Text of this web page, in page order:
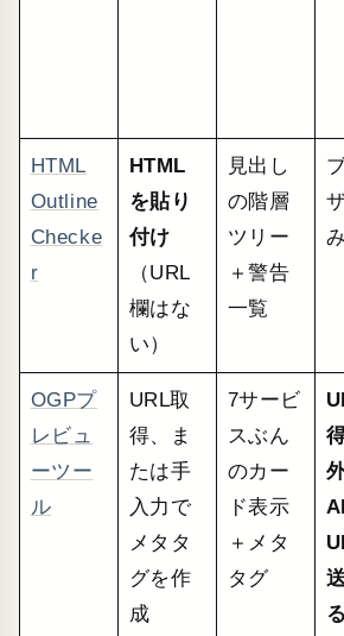
HTML
Outline
Checke
r
HTML
を貼り
付け
（URL
欄はな
い）
見出し
の階層
ツリー
＋警告
一覧
み
OGPプ
レビュ
ーツー
ル
URL取
得、ま
たは手
入力で
メタタ
グを作
成
7サービ
スぶん
のカー
ド表示
＋メタ
タグ
る